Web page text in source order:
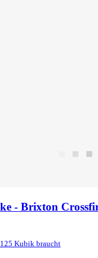
- Brixton
Kubik braucht